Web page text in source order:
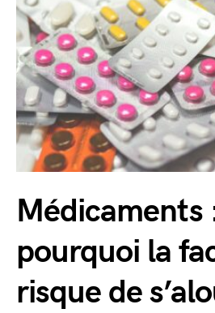
Médicaments
pourquoi la
risque de